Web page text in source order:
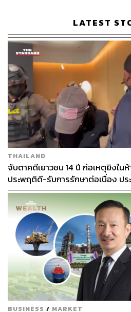
LATEST
THAILAND
จับตาคดีเยาวชน 14 ปี ก่อเหตุยิงใน
ประพฤติดี-รับการรักษาต่อเนื่อง ปร
BUSINESS / MARKET